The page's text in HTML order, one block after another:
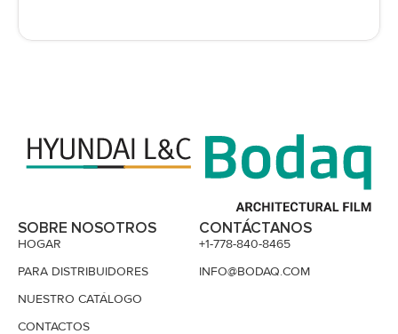
SOBRE NOSOTROS
HOGAR
PARA DISTRIBUIDORES
NUESTRO CATÁLOGO
CONTACTOS
CONTÁCTANOS
+1-778-840-8465
INFO@BODAQ.COM